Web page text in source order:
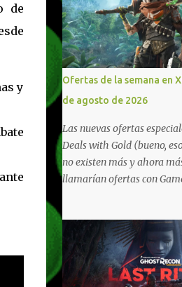
de
y
Ofertas de la semana en
de agosto de 2026
Las nuevas ofertas
Deals with Gold (bueno,
no existen más y ahora
llamarían ofertas con
10/11, varios de los juegos
oferta también cuentan
Xbox Play Anywhere, lo
jugarlos y mantener un